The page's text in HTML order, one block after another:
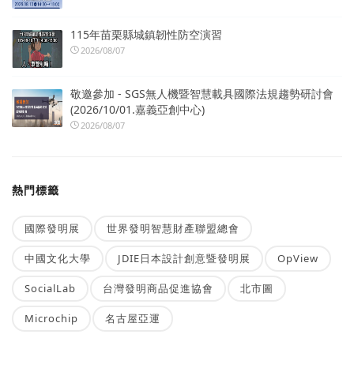
115年苗栗縣城鎮韌性防空演習
2026/08/07
敬邀參加 - SGS無人機暨智慧載具國際法規趨勢研討會
(2026/10/01.嘉義亞創中心)
2026/08/07
熱門標籤
國際發明展 世界發明智慧財產聯盟總會
中國文化大學 JDIE日本設計創意暨發明展 OpView
SocialLab 台灣發明商品促進協會 北市圖
Microchip 名古屋亞運